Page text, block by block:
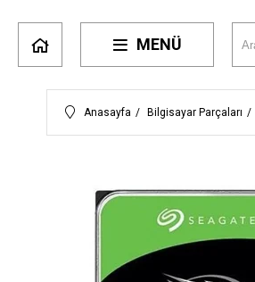
MENÜ
Anasayfa Bilgisayar Parçaları